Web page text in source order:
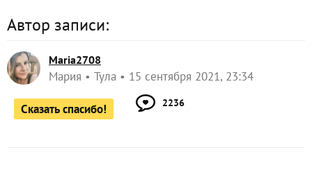
Автор записи:
Maria2708
Мария Тула 15 сентября 2021, 23:34
Сказать спасибо! 2236